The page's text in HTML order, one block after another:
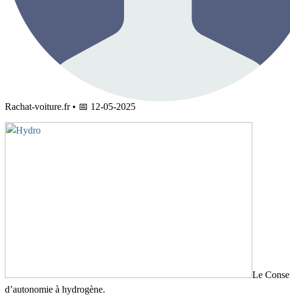
Rachat-voiture.fr • 📅 12-05-2025
Le
d’autonomie à hydrogène.